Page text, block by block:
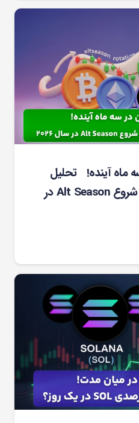
ماه آینده! تحلیل
آلت کوین ها و احتمال شروع Alt Season در